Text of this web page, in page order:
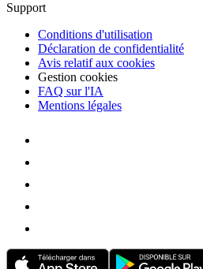
Support
Conditions d'utilisation
Déclaration de confidentialité
Avis relatif aux cookies
Gestion cookies
FAQ sur l'IA
Mentions légales